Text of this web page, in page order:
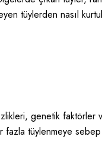
tüylerden nasıl
genetik faktörler
tüylenmeye